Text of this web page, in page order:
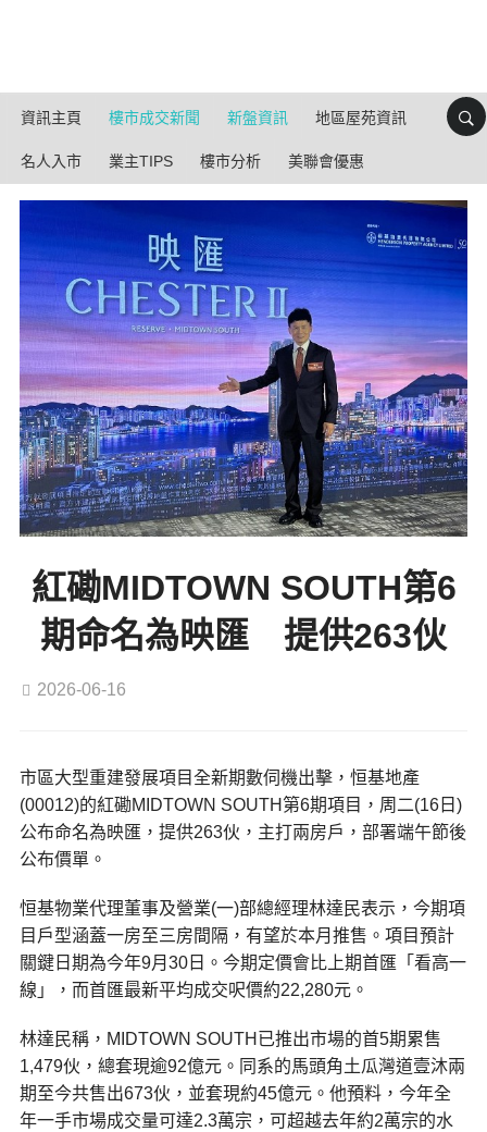
資訊主頁 樓市成交新聞 新盤資訊 地區屋苑資訊
名人入市 業主TIPS 樓市分析 美聯會優惠
紅磡MIDTOWN SOUTH第6
期命名為映匯 提供263伙
2026-06-16
市區大型重建發展項目全新期數伺機出擊，恒基地產
(00012)的紅磡MIDTOWN SOUTH第6期項目，周二(16日)
公布命名為映匯，提供263伙，主打兩房戶，部署端午節後
公布價單。
恒基物業代理董事及營業(一)部總經理林達民表示，今期項
目戶型涵蓋一房至三房間隔，有望於本月推售。項目預計
關鍵日期為今年9月30日。今期定價會比上期首匯「看高一
線」，而首匯最新平均成交呎價約22,280元。
林達民稱，MIDTOWN SOUTH已推出市場的首5期累售
1,479伙，總套現逾92億元。同系的馬頭角土瓜灣道壹沐兩
期至今共售出673伙，並套現約45億元。他預料，今年全
年一手市場成交量可達2.3萬宗，可超越去年約2萬宗的水